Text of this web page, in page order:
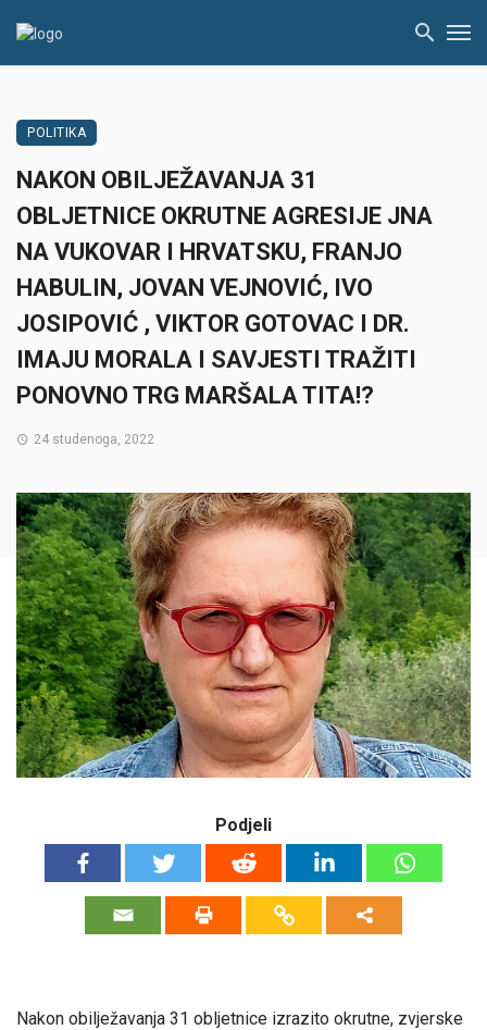
POLITIKA
NAKON OBILJEŽAVANJA 31
OBLJETNICE OKRUTNE AGRESIJE JNA
NA VUKOVAR I HRVATSKU, FRANJO
HABULIN, JOVAN VEJNOVIĆ, IVO
JOSIPOVIĆ , VIKTOR GOTOVAC I DR.
IMAJU MORALA I SAVJESTI TRAŽITI
PONOVNO TRG MARŠALA TITA!?
24 studenoga, 2022
Podjeli
Nakon obilježavanja 31 obljetnice izrazito okrutne, zvjerske